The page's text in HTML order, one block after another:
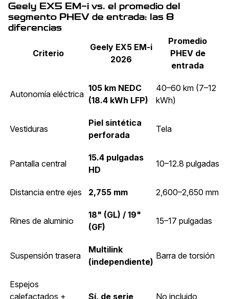
Geely EX5 EM-i vs. el promedio del
segmento PHEV de entrada: las 8
diferencias
Criterio
Geely EX5 EM-i
2026
Promedio
PHEV de
entrada
Autonomía eléctrica
105 km NEDC
(18.4 kWh LFP)
40–60 km (7–12
kWh)
Vestiduras
Piel sintética
perforada
Tela
Pantalla central
15.4 pulgadas
HD
10–12.8 pulgadas
Distancia entre ejes 2,755 mm 2,600–2,650 mm
Rines de aluminio
18" (GL) / 19"
(GF)
15–17 pulgadas
Suspensión trasera
Multilink
(independiente)
Barra de torsión
Espejos
calefactados +
Sí, de serie No incluido